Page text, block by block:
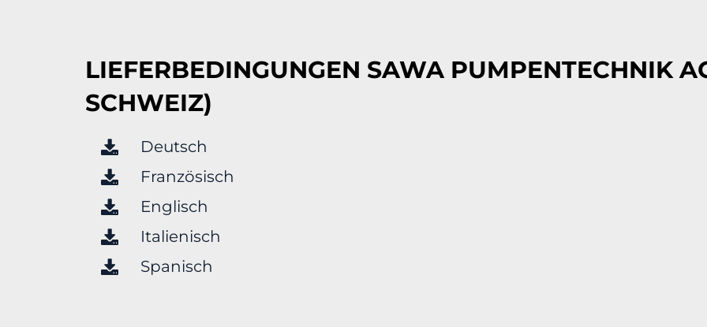
LIEFERBEDINGUNGEN SAWA PUMPENTECHNIK
SCHWEIZ)
Deutsch
Französisch
Englisch
Italienisch
Spanisch